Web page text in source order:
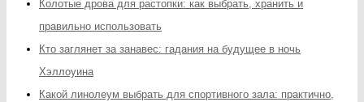
Колотые дрова для растопки: как выбрать, хранить и
правильно использовать
Кто заглянет за занавес: гадания на будущее в ночь
Хэллоуина
Какой линолеум выбрать для спортивного зала: практично,